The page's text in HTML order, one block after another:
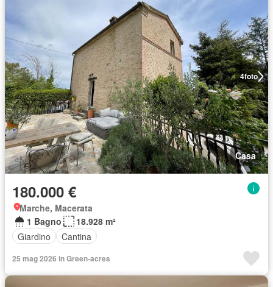
4foto
Casa
180.000 €
Marche, Macerata
1 Bagno
18.928 m²
Giardino
Cantina
25 mag 2026 in Green-acres